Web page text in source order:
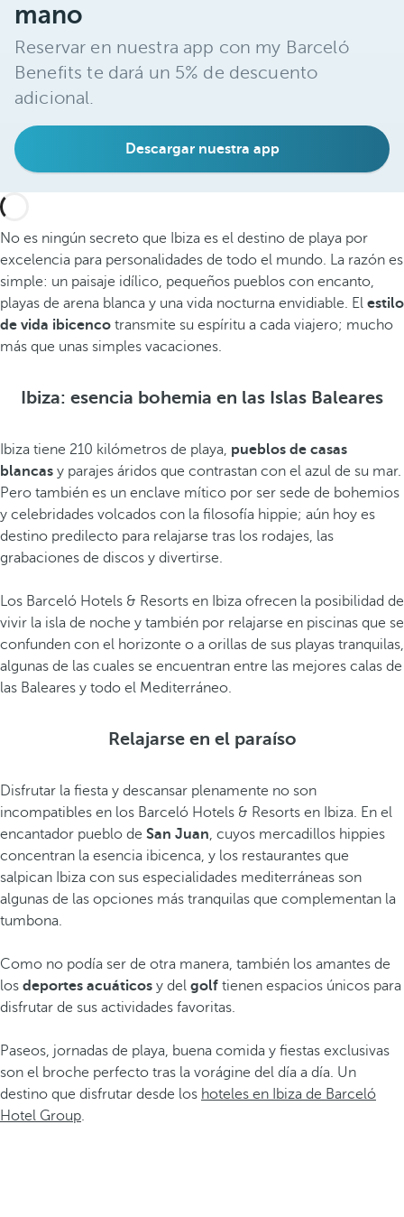
mano
Reservar en nuestra app con my Barceló
Benefits te dará un 5% de descuento
adicional.
Descargar nuestra app
No es ningún secreto que Ibiza es el destino de playa por
excelencia para personalidades de todo el mundo. La razón es
simple: un paisaje idílico, pequeños pueblos con encanto,
playas de arena blanca y una vida nocturna envidiable. El estilo
de vida ibicenco transmite su espíritu a cada viajero; mucho
más que unas simples vacaciones.
Ibiza: esencia bohemia en las Islas Baleares
Ibiza tiene 210 kilómetros de playa, pueblos de casas
blancas y parajes áridos que contrastan con el azul de su mar.
Pero también es un enclave mítico por ser sede de bohemios
y celebridades volcados con la filosofía hippie; aún hoy es
destino predilecto para relajarse tras los rodajes, las
grabaciones de discos y divertirse.
Los Barceló Hotels & Resorts en Ibiza ofrecen la posibilidad de
vivir la isla de noche y también por relajarse en piscinas que se
confunden con el horizonte o a orillas de sus playas tranquilas,
algunas de las cuales se encuentran entre las mejores calas de
las Baleares y todo el Mediterráneo.
Relajarse en el paraíso
Disfrutar la fiesta y descansar plenamente no son
incompatibles en los Barceló Hotels & Resorts en Ibiza. En el
encantador pueblo de San Juan, cuyos mercadillos hippies
concentran la esencia ibicenca, y los restaurantes que
salpican Ibiza con sus especialidades mediterráneas son
algunas de las opciones más tranquilas que complementan la
tumbona.
Como no podía ser de otra manera, también los amantes de
los deportes acuáticos y del golf tienen espacios únicos para
disfrutar de sus actividades favoritas.
Paseos, jornadas de playa, buena comida y fiestas exclusivas
son el broche perfecto tras la vorágine del día a día. Un
destino que disfrutar desde los hoteles en Ibiza de Barceló
Hotel Group.